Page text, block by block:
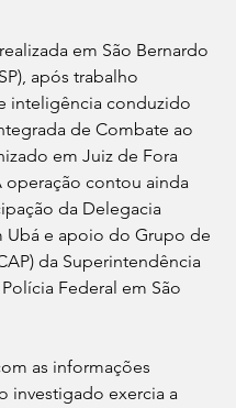
em São Bernardo
após trabalho
inteligência conduzido
de Combate ao
em Juiz de Fora
operação contou ainda
da Delegacia
Ubá e apoio do Grupo de
da Superintendência
Federal em São
as informações
investigado exercia a